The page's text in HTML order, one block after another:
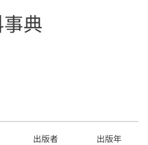
典
出版者 出版年